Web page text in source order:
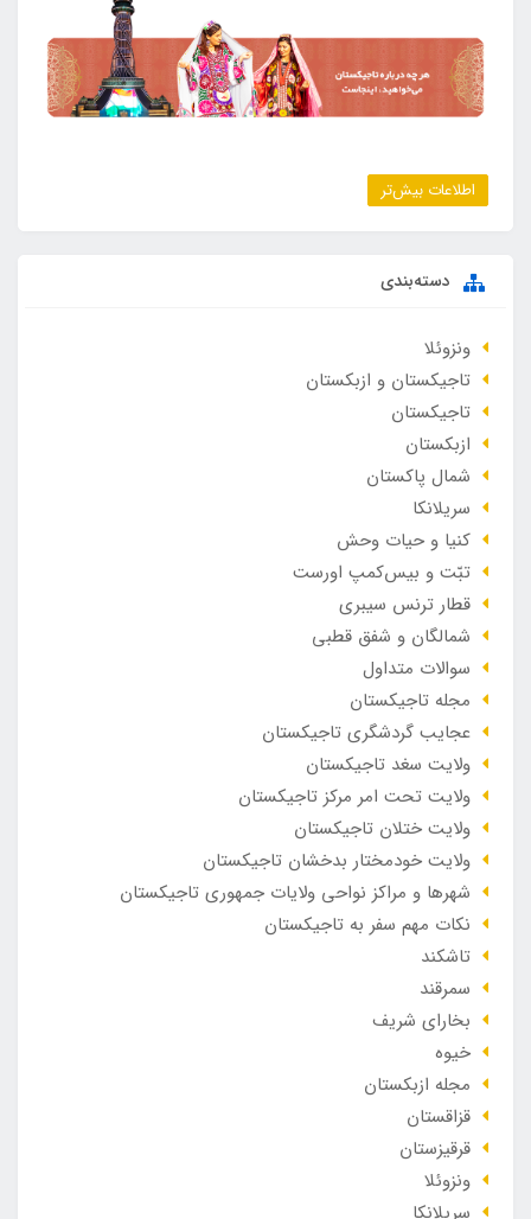
اطلاعات بیش‌تر
دسته‌بندی
ونزوئلا
تاجیکستان و ازبکستان
تاجیکستان
ازبکستان
شمال پاکستان
سریلانکا
کنیا و حیات وحش
تبّت و بیس‌کمپ اورست
قطار ترنس سیبری
شمالگان و شفق قطبی
سوالات متداول
مجله تاجیکستان
عجایب گردشگری تاجیکستان
ولایت سغد تاجیکستان
ولایت تحت امر مرکز تاجیکستان
ولایت ختلان تاجیکستان
ولایت خودمختار بدخشان تاجیکستان
شهرها و مراکز نواحی ولایات جمهوری تاجیکستان
نکات مهم سفر به تاجیکستان
تاشکند
سمرقند
بخارای شریف
خیوه
مجله ازبکستان
قزاقستان
قرقیزستان
ونزوئلا
سریلانکا